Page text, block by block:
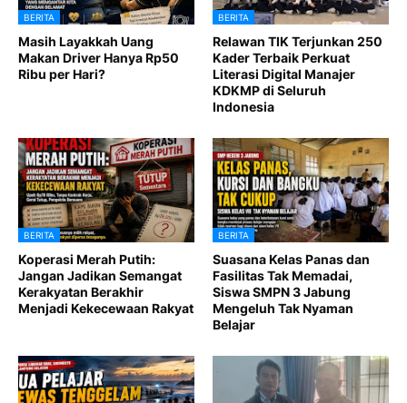
BERITA
Masih Layakkah Uang
Makan Driver Hanya Rp50
Ribu per Hari?
BERITA
Relawan TIK Terjunkan 250
Kader Terbaik Perkuat
Literasi Digital Manajer
KDKMP di Seluruh
Indonesia
BERITA
Koperasi Merah Putih:
Jangan Jadikan Semangat
Kerakyatan Berakhir
Menjadi Kekecewaan Rakyat
BERITA
Suasana Kelas Panas dan
Fasilitas Tak Memadai,
Siswa SMPN 3 Jabung
Mengeluh Tak Nyaman
Belajar